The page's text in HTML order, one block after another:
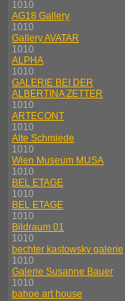
1010
AG18 Gallery
1010
Gallery AVATAR
1010
ALPHA
1010
GALERIE BEI DER
ALBERTINA ZETTER
1010
ARTECONT
1010
Alte Schmiede
1010
Wien Museum MUSA
1010
BEL ETAGE
1010
BEL ETAGE
1010
Bildraum 01
1010
bechter kastowsky galerie
1010
Galerie Susanne Bauer
1010
bahoe art house